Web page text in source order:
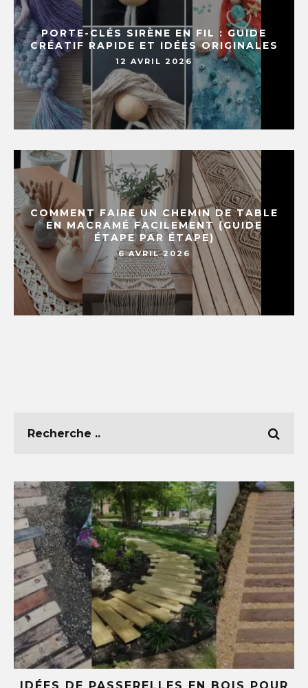
PORTE-CLÉS SIRÈNE EN FIL : GUIDE
CRÉATIF RAPIDE ET IDÉES ORIGINALES
12 AVRIL 2026
COMMENT FAIRE UN CHEMIN DE TABLE
EN MACRAMÉ FACILEMENT (GUIDE
ÉTAPE PAR ÉTAPE)
6 AVRIL 2026